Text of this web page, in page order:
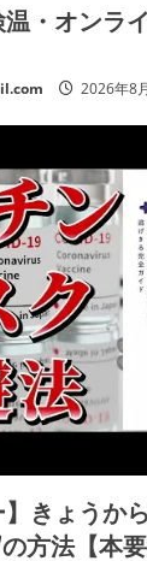
・オンラ
2026年8
】きょうか
方法【本要